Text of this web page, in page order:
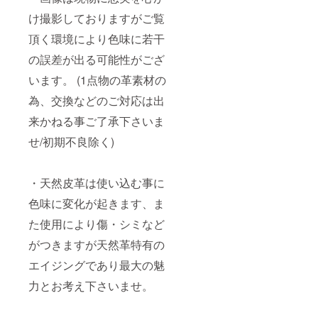
け撮影しておりますがご覧
頂く環境により色味に若干
の誤差が出る可能性がござ
います。 (1点物の革素材の
為、交換などのご対応は出
来かねる事ご了承下さいま
せ/初期不良除く)
・天然皮革は使い込む事に
色味に変化が起きます、ま
た使用により傷・シミなど
がつきますが天然革特有の
エイジングであり最大の魅
力とお考え下さいませ。